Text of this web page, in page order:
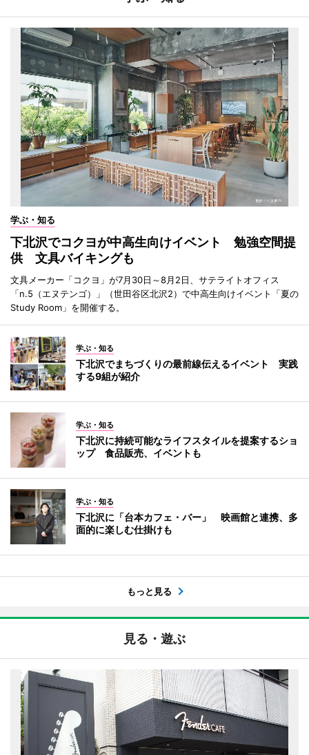
学ぶ・知る
下北沢でコクヨが中高生向けイベント 勉強空間提
供 文具バイキングも
文具メーカー「コクヨ」が7月30日～8月2日、サテライトオフィス
「n.5（エヌテンゴ）」（世田谷区北沢2）で中高生向けイベント「夏の
Study Room」を開催する。
学ぶ・知る
下北沢でまちづくりの最前線伝えるイベント 実践
する9組が紹介
学ぶ・知る
下北沢に持続可能なライフスタイルを提案するショ
ップ 食品販売、イベントも
学ぶ・知る
下北沢に「台本カフェ・バー」 映画館と連携、多
面的に楽しむ仕掛けも
もっと見る
見る・遊ぶ